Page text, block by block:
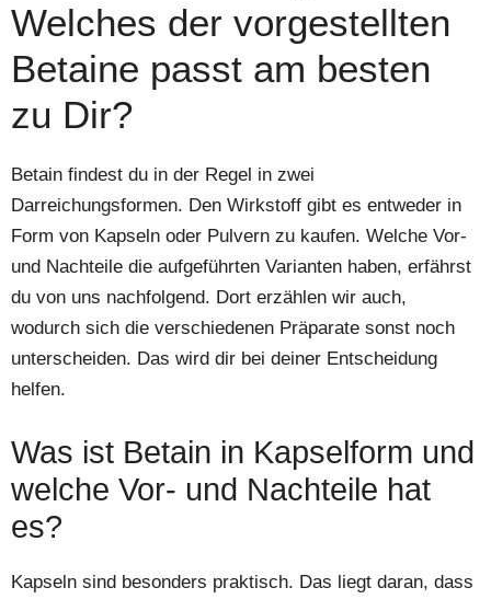
Welches der vorgestellten
Betaine passt am besten
zu Dir?
Betain findest du in der Regel in zwei
Darreichungsformen. Den Wirkstoff gibt es entweder in
Form von Kapseln oder Pulvern zu kaufen. Welche Vor-
und Nachteile die aufgeführten Varianten haben, erfährst
du von uns nachfolgend. Dort erzählen wir auch,
wodurch sich die verschiedenen Präparate sonst noch
unterscheiden. Das wird dir bei deiner Entscheidung
helfen.
Was ist Betain in Kapselform und
welche Vor- und Nachteile hat
es?
Kapseln sind besonders praktisch. Das liegt daran, dass